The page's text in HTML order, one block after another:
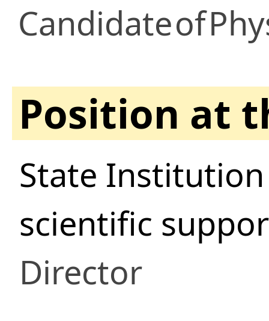
Candidateof
Position at
State
scientific
Director